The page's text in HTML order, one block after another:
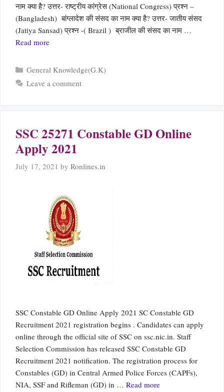
नाम क्या है? उत्तर- राष्ट्रीय कांग्रेस (National Congress) प्रश्न –
(Bangladesh) बांग्लादेश की संसद का नाम क्या है? उत्तर- जातीय संसद
(Jatiya Sansad) प्रश्न -( Brazil ) ब्राजील की संसद का नाम …
Read more
Categories
General Knowledge(G.K)
Leave a comment
SSC 25271 Constable GD Online
Apply 2021
July 17, 2021 by Ronlines.in
SSC Constable GD Online Apply 2021 SC Constable GD
Recruitment 2021 registration begins . Candidates can apply
online through the official site of SSC on ssc.nic.in. Staff
Selection Commission has released SSC Constable GD
Recruitment 2021 notification. The registration process for
Constables (GD) in Central Armed Police Forces (CAPFs),
NIA, SSF and Rifleman (GD) in … Read more